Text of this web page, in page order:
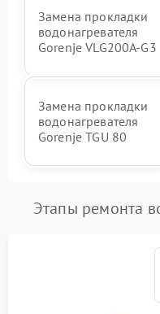
Замена прокладки
водонагревателя
Gorenje VLG200A-G3
Замена прокладки
водонагревателя
Gorenje TGU 80
Этапы ремонта